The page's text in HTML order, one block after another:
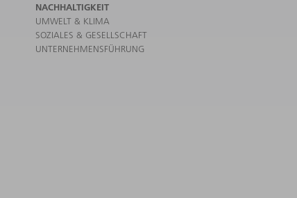
NACHHALTIGKEIT
UMWELT & KLIMA
SOZIALES & GESELLSCHAFT
UNTERNEHMENSFÜHRUNG